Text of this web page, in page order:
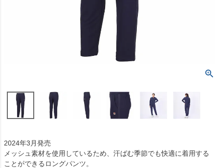
2024年3月発売
メッシュ素材を使用しているため、汗ばむ季節でも快適に着用する
ことができるロングパンツ。